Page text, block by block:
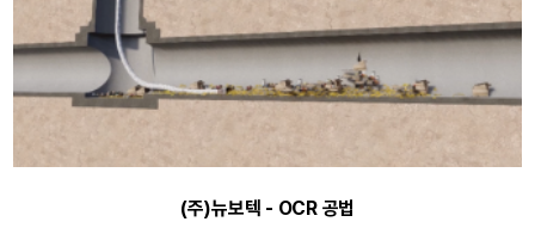
(주)뉴보텍 - OCR 공법